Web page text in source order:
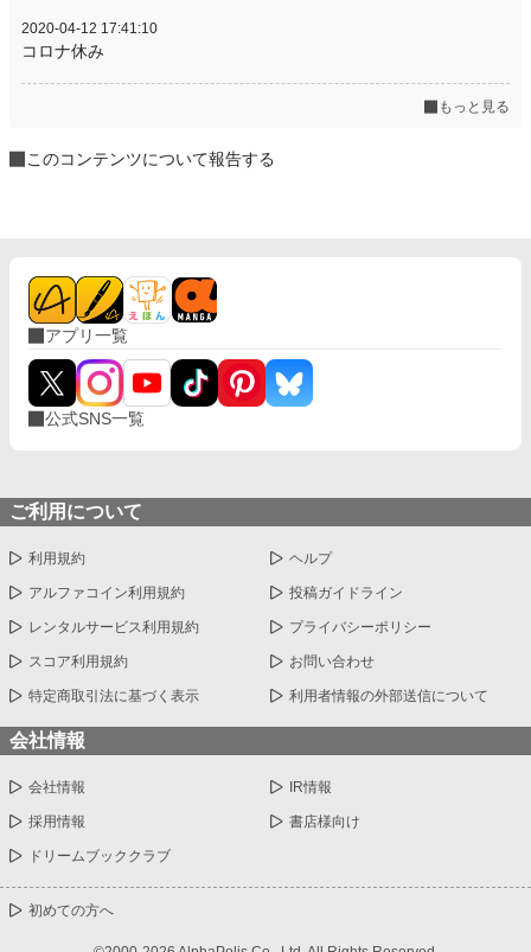
2020-04-12 17:41:10
コロナ休み
もっと見る
このコンテンツについて報告する
アプリ一覧
公式SNS一覧
ご利用について
利用規約 ヘルプ
アルファコイン利用規約 投稿ガイドライン
レンタルサービス利用規約 プライバシーポリシー
スコア利用規約 お問い合わせ
特定商取引法に基づく表示 利用者情報の外部送信について
会社情報
会社情報 IR情報
採用情報 書店様向け
ドリームブッククラブ
初めての方へ